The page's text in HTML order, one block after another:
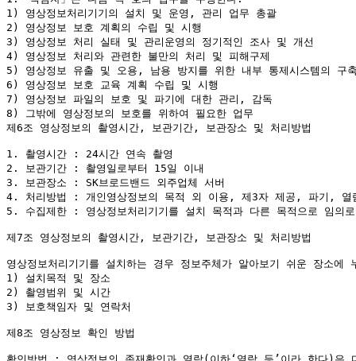
1) 영상정보처리기기의 설치 및 운영, 관리 업무 총괄
2) 영상정보 보호 계획의 수립 및 시행
3) 영상정보 처리 실태 및 관리운영의 정기적인 조사 및 개선
4) 영상정보 처리와 관련한 불만의 처리 및 피해구제
5) 영상정보 유출 및 오용, 남용 방지를 위한 내부 통제시스템의 구
6) 영상정보 보호 교육 계획 수립 및 시행
7) 영상정보 파일의 보호 및 파기에 대한 관리, 감독
8) 그밖에 영상정보의 보호를 위하여 필요한 업무
제6조 영상정보의 촬영시간, 보관기간, 보관장소 및 처리방법
1. 촬영시간 : 24시간 연속 촬영
2. 보관기간 : 촬영일로부터 15일 이내
3. 보관장소 : SK브로드밴드 외주업체 서버
4. 처리방법 : 개인영상정보의 목적 외 이용, 제3자 제공, 파기, 열
5. 수집제한 : 영상정보처리기기를 설치 목적과 다른 목적으로 임
제7조 영상정보의 촬영시간, 보관기간, 보관장소 및 처리방법
영상정보처리기기를 설치하는 경우 정보주체가 알아보기 쉬운 장소
1) 설치목적 및 장소
2) 촬영범위 및 시간
3) 보호책임자 및 연락처
제8조 영상정보 확인 방법